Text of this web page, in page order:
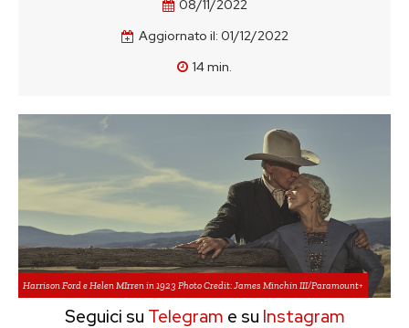
08/11/2022
Aggiornato il: 01/12/2022
14min.
Harrison Ford e Helen MIrren in 1923 Photo Credit: James Minchin III/Paramount+
Seguici su Telegram e su Instagram